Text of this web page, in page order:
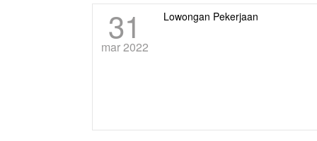
31
mar 2022
Lowongan Pekerjaan